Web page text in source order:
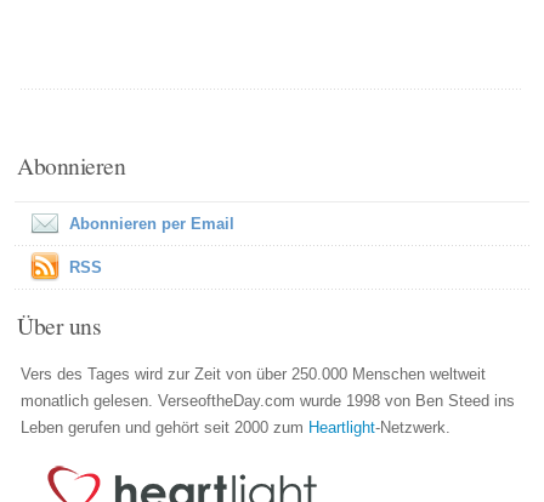
Abonnieren
Abonnieren per Email
RSS
Über uns
Vers des Tages wird zur Zeit von über 250.000 Menschen weltweit
monatlich gelesen. VerseoftheDay.com wurde 1998 von Ben Steed ins
Leben gerufen und gehört seit 2000 zum Heartlight-Netzwerk.